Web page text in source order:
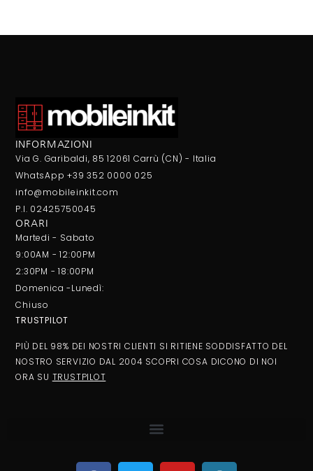
INFORMAZIONI
Via G. Garibaldi, 85 12061 Carrù (CN) - Italia
WhatsApp +39 352 0000 025
info@mobileinkit.com
P.I. 02425750045
ORARI
Martedi - Sabato
9:00AM - 12:00PM
2:30PM - 18:00PM
Domenica -Lunedì:
Chiuso
TRUSTPILOT
PIÙ DEL 98% DEI NOSTRI CLIENTI SI RITIENE SODDISFATTO DEL
NOSTRO SERVIZIO DAL 2004 SCOPRI COSA DICONO DI NOI
ORA SU TRUSTPILOT